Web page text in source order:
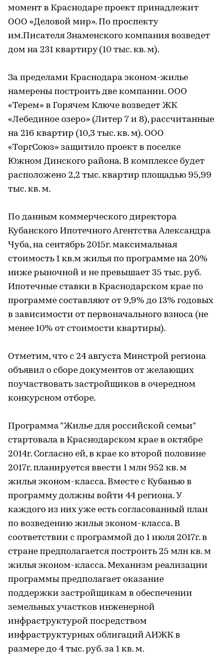
момент в Краснодаре проект принадлежит
ООО «Деловой мир». По проспекту
им.Писателя Знаменского компания возведет
дом на 231 квартиру (10 тыс. кв. м).
За пределами Краснодара эконом-жилье
намерены построить две компании. ООО
«Терем» в Горячем Ключе возведет ЖК
«Лебединое озеро» (Литер 7 и 8), рассчитанные
на 216 квартир (10,3 тыс. кв. м). ООО
«ТоргСоюз» защитило проект в поселке
Южном Динского района. В комплексе будет
расположено 2,2 тыс. квартир площадью 95,99
тыс. кв. м.
По данным коммерческого директора
Кубанского Ипотечного Агентства Александра
Чуба, на сентябрь 2015г. максимальная
стоимость 1 кв.м жилья по программе на 20%
ниже рыночной и не превышает 35 тыс. руб.
Ипотечные ставки в Краснодарском крае по
программе составляют от 9,9% до 13% годовых
в зависимости от первоначального взноса (не
менее 10% от стоимости квартиры).
Отметим, что с 24 августа Минстрой региона
объявил о сборе документов от желающих
поучаствовать застройщиков в очередном
конкурсном отборе.
Программа "Жилье для российской семьи"
стартовала в Краснодарском крае в октябре
2014г. Согласно ей, в крае ко второй половине
2017г. планируется ввести 1 млн 952 кв. м
жилья эконом-класса. Вместе с Кубанью в
программу должны войти 44 региона. У
каждого из них уже есть согласованный план
по возведению жилья эконом-класса. В
соответствии с программой до 1 июля 2017г. в
стране предполагается построить 25 млн кв. м
жилья эконом-класса. Механизм реализации
программы предполагает оказание
поддержки застройщикам в обеспечении
земельных участков инженерной
инфраструктурой посредством
инфраструктурных облигаций АИЖК в
размере до 4 тыс. руб. за 1 кв. м.